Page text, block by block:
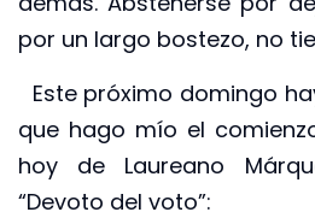
por un largo bostezo, no
Este próximo domingo
que hago mío el
hoy de Laureano
“Devoto del voto”: